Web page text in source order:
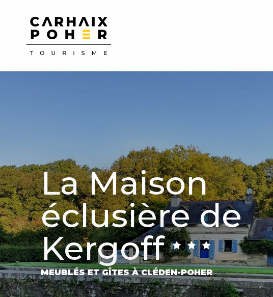
principal
La Maison
éclusière de
Kergoff
MEUBLÉS ET GÎTES À CLÉDEN-POHER